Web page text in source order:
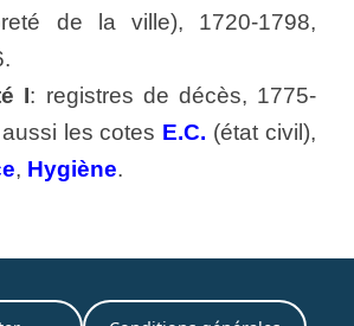
de la ville), 1720-1798,
I: registres de décès, 1775-
les cotes E.C. (état civil),
, Hygiène.